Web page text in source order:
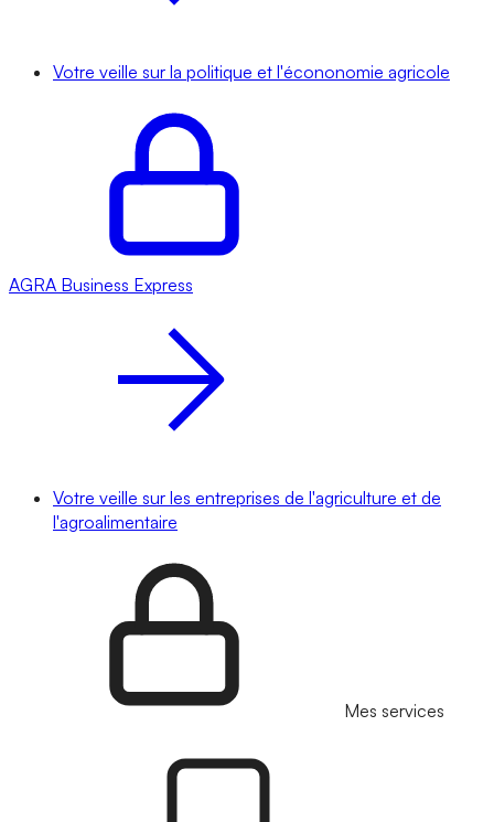
Votre veille sur la politique et l'écononomie agricole
AGRA Business Express
Votre veille sur les entreprises de l'agriculture et de
l'agroalimentaire
Mes services